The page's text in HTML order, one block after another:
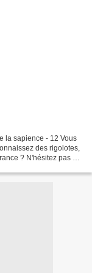
la sapience - 12 Vous
des rigolotes,
? N'hésitez pas et